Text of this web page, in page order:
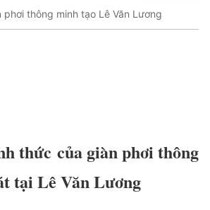
phơi thông minh tạo Lê Văn Lương
thức của giàn phơi thông
tại Lê Văn Lương